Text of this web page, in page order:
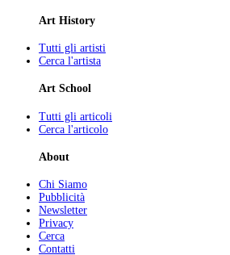
Art History
Tutti gli artisti
Cerca l'artista
Art School
Tutti gli articoli
Cerca l'articolo
About
Chi Siamo
Pubblicità
Newsletter
Privacy
Cerca
Contatti